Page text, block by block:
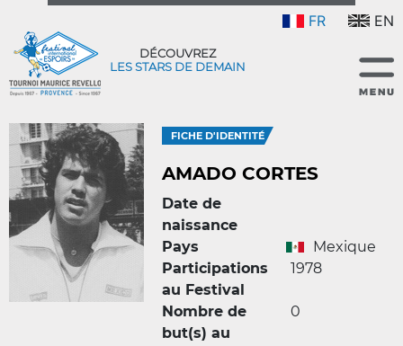
FR EN
DÉCOUVREZ
LES STARS DE DEMAIN
FICHE D'IDENTITÉ
AMADO CORTES
Date de
naissance
Pays
Mexique
Participations
au Festival
1978
Nombre de
but(s) au
0